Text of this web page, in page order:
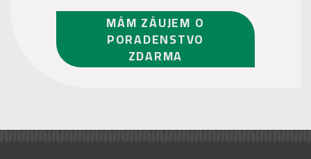
MÁM ZÁUJEM O
PORADENSTVO
ZDARMA